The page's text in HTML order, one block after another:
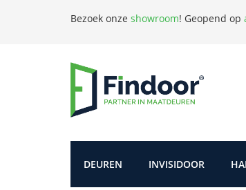
Bezoek onze showroom! Geopend op
DEUREN INVISIDOOR